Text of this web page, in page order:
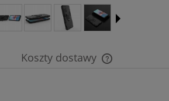
Koszty dostawy